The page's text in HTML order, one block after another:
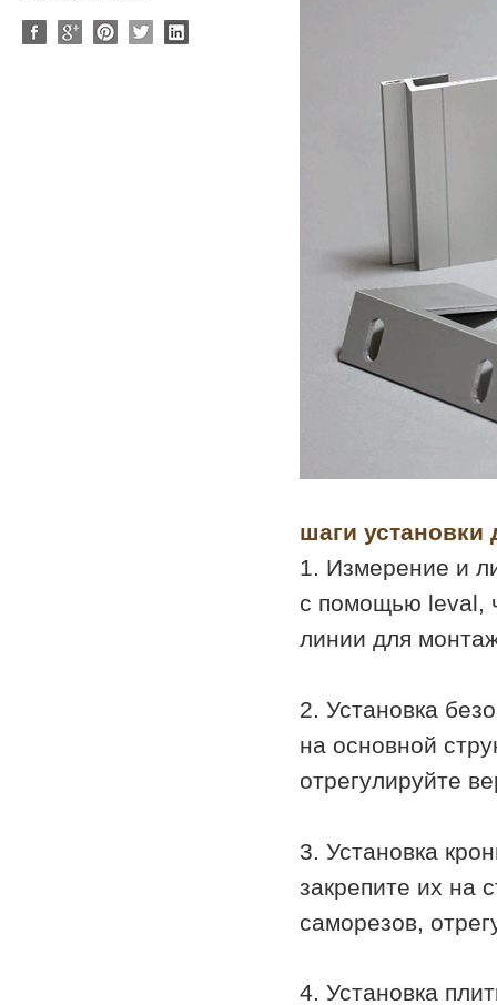
шаги установки
1. Измерение и
с помощью leval,
линии для
2. Установка
на основной
отрегулируйте
3. Установка
закрепите их на
саморезов,
4. Установка